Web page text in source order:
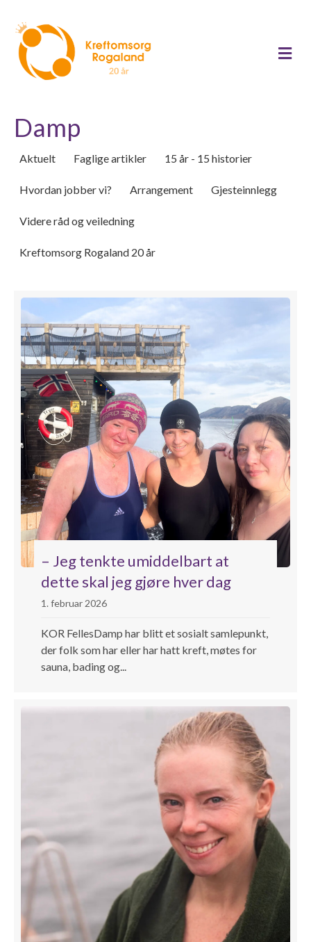
Damp
Aktuelt Faglige artikler 15 år - 15 historier
Hvordan jobber vi? Arrangement Gjesteinnlegg
Videre råd og veiledning
Kreftomsorg Rogaland 20 år
– Jeg tenkte umiddelbart at
dette skal jeg gjøre hver dag
1. februar 2026
KOR FellesDamp har blitt et sosialt samlepunkt,
der folk som har eller har hatt kreft, møtes for
sauna, bading og...